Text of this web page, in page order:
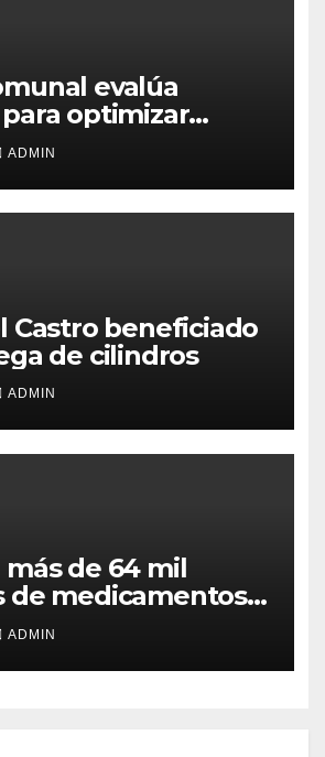
evalúa
optimizar
agua
ADMIN
Castro beneficiado
de cilindros
ADMIN
de 64 mil
de medicamentos e
ADMIN